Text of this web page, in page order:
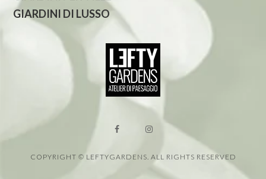
GIARDINI DI LUSSO
COPYRIGHT © LEFTYGARDENS. ALL RIGHTS RESERVED